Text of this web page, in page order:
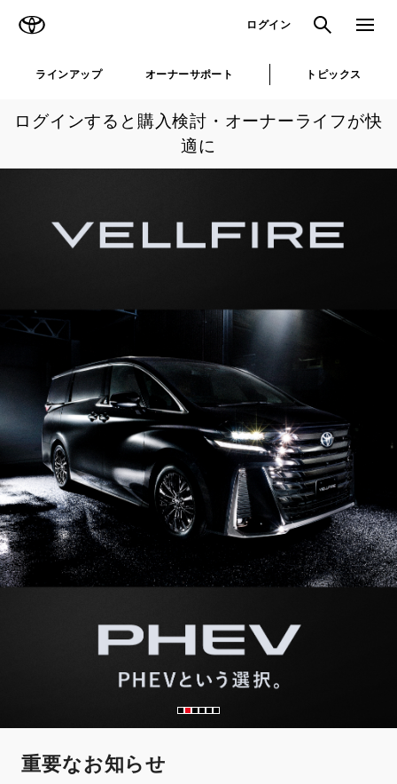
ログイン 検索 メニュ
ラインアップ オーナーサポート トピックス
ログインすると購入検討・オーナーライフが快
適に
重要なお知らせ